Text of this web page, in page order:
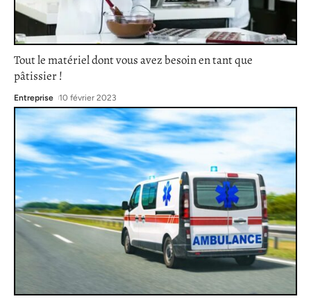
Tout le matériel dont vous avez besoin en tant que
pâtissier !
Entreprise 10 février 2023